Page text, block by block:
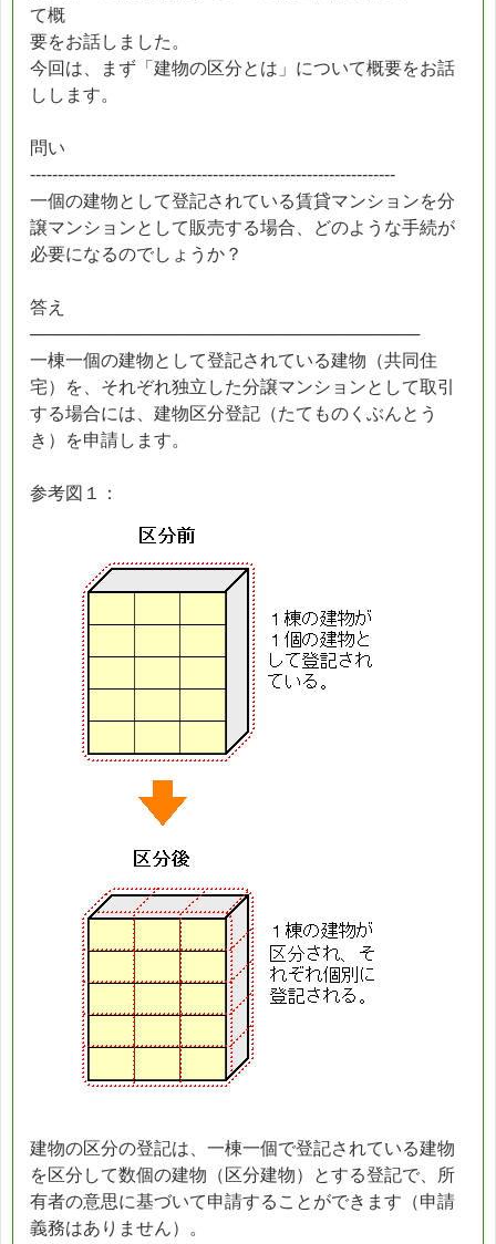
て概
要をお話しました。
今回は、まず「建物の区分とは」について概要をお話
しします。
問い
------------------------------------------------------------------
一個の建物として登記されている賃貸マンションを分
譲マンションとして販売する場合、どのような手続が
必要になるのでしょうか？
答え
────────────────────────────────
一棟一個の建物として登記されている建物（共同住
宅）を、それぞれ独立した分譲マンションとして取引
する場合には、建物区分登記（たてものくぶんとう
き）を申請します。
参考図１：
建物の区分の登記は、一棟一個で登記されている建物
を区分して数個の建物（区分建物）とする登記で、所
有者の意思に基づいて申請することができます（申請
義務はありません）。